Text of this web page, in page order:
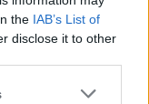
the IAB’s List of
disclose it to other
łaski